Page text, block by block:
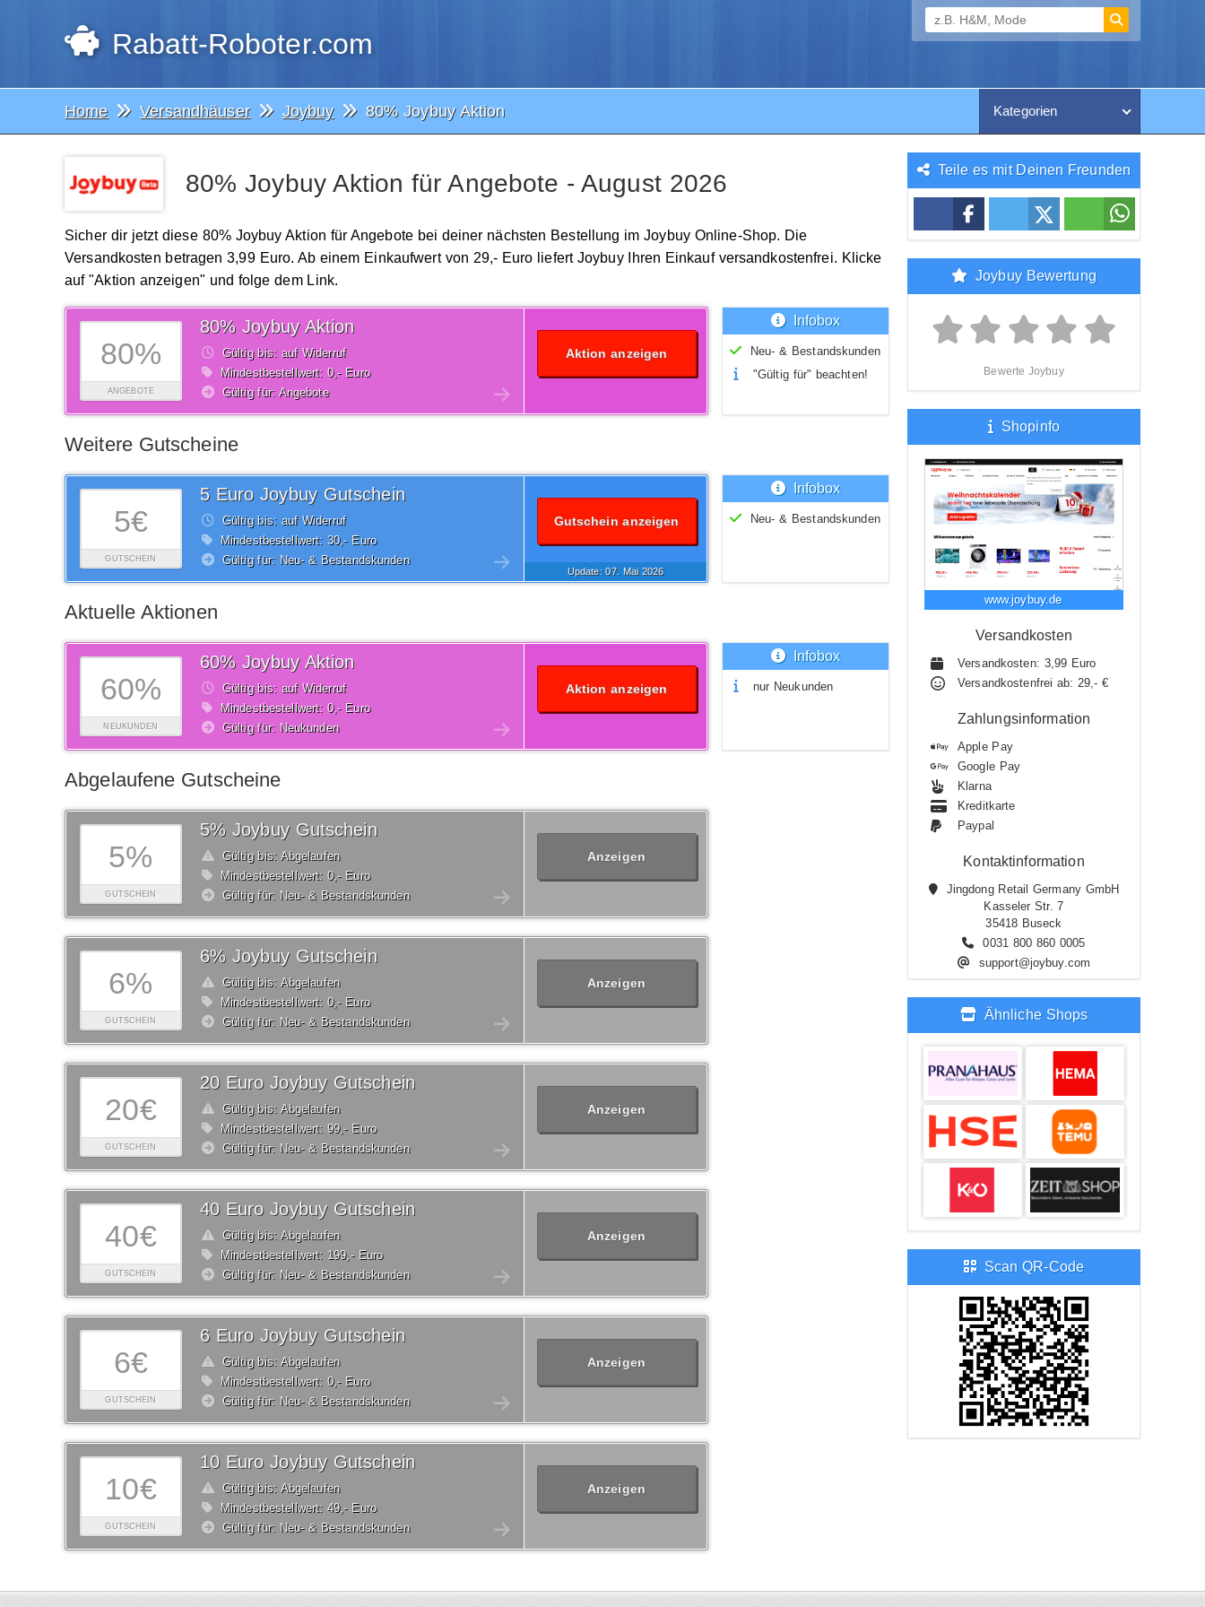
Rabatt-Roboter.com
Home Versandhäuser Joybuy 80% Joybuy Aktion Kategorien
80% Joybuy Aktion für Angebote - August 2026
Sicher dir jetzt diese 80% Joybuy Aktion für Angebote bei deiner nächsten Bestellung im Joybuy Online-Shop. Die
Versandkosten betragen 3,99 Euro. Ab einem Einkaufwert von 29,- Euro liefert Joybuy Ihren Einkauf versandkostenfrei. Klicke
auf "Aktion anzeigen" und folge dem Link.
80%
ANGEBOTE
80% Joybuy Aktion
Gültig bis: auf Widerruf
Mindestbestellwert: 0,- Euro
Gültig für: Angebote
Aktion anzeigen
Infobox
Neu- & Bestandskunden
"Gültig für" beachten!
Weitere Gutscheine
5€
GUTSCHEIN
5 Euro Joybuy Gutschein
Gültig bis: auf Widerruf
Mindestbestellwert: 30,- Euro
Gültig für: Neu- & Bestandskunden
Gutschein anzeigen
Update: 07. Mai2026
Infobox
Neu- & Bestandskunden
Aktuelle Aktionen
60%
NEUKUNDEN
60% Joybuy Aktion
Gültig bis: auf Widerruf
Mindestbestellwert: 0,- Euro
Gültig für: Neukunden
Aktion anzeigen
Infobox
nur Neukunden
Abgelaufene Gutscheine
5%
GUTSCHEIN
5% Joybuy Gutschein
Gültig bis: Abgelaufen
Mindestbestellwert: 0,- Euro
Gültig für: Neu- & Bestandskunden
Anzeigen
6%
GUTSCHEIN
6% Joybuy Gutschein
Gültig bis: Abgelaufen
Mindestbestellwert: 0,- Euro
Gültig für: Neu- & Bestandskunden
Anzeigen
20€
GUTSCHEIN
20 Euro Joybuy Gutschein
Gültig bis: Abgelaufen
Mindestbestellwert: 99,- Euro
Gültig für: Neu- & Bestandskunden
Anzeigen
40€
GUTSCHEIN
40 Euro Joybuy Gutschein
Gültig bis: Abgelaufen
Mindestbestellwert: 199,- Euro
Gültig für: Neu- & Bestandskunden
Anzeigen
6€
GUTSCHEIN
6 Euro Joybuy Gutschein
Gültig bis: Abgelaufen
Mindestbestellwert: 0,- Euro
Gültig für: Neu- & Bestandskunden
Anzeigen
10€
GUTSCHEIN
10 Euro Joybuy Gutschein
Gültig bis: Abgelaufen
Mindestbestellwert: 49,- Euro
Gültig für: Neu- & Bestandskunden
Anzeigen
Teile es mit Deinen Freunden
Joybuy Bewertung
Bewerte Joybuy
Shopinfo
www.joybuy.de
Versandkosten
Versandkosten: 3,99 Euro
Versandkostenfrei ab: 29,- €
Zahlungsinformation
Apple Pay
Google Pay
Klarna
Kreditkarte
Paypal
Kontaktinformation
Jingdong Retail Germany GmbH
Kasseler Str. 7
35418 Buseck
0031 800 860 0005
support@joybuy.com
Ähnliche Shops
Scan QR-Code